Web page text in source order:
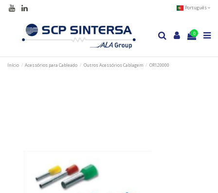
Português
0
Início Acessórios para Cableado Outros Acessórios Cablagem OR120000